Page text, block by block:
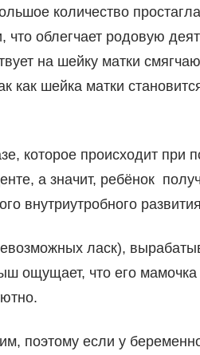
количество
облегчает родовую
на шейку матки
шейка матки
которое происходит при
а значит, ребёнок
внутриутробного
ласк),
ощущает, что его мамочка
поэтому если у